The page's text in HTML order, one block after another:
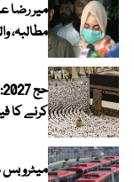
میر رضا
مطالبہ،
کرنے کا